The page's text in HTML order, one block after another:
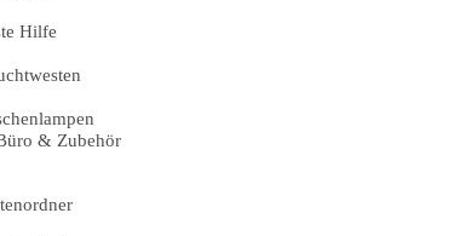
Hilfe
& Zubehör